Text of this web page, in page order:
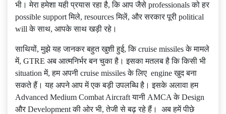
भी। मेरा हमेशा यही प्रयास रहा है, कि आप जैसे professionals को हर
possible support मिले, resources मिलें, और सरकार पूरी political
will के साथ, आपके साथ खड़ी रहे।
साथियों, मुझे यह जानकर बहुत खुशी हुई, कि cruise missiles के मामले
में, GTRE अब आत्मनिर्भर बन चुका है। इसका मतलब है कि किसी भी
situation में, हम अपनी cruise missiles के लिए engine खुद बना
सकते हैं। यह अपने आप में एक बड़ी उपलब्धि है। इसके अलावा हम
Advanced Medium Combat Aircraft यानी AMCA के Design
और Development की ओर भी, तेजी से बढ़ रहे हैं। अब हमें पीछे